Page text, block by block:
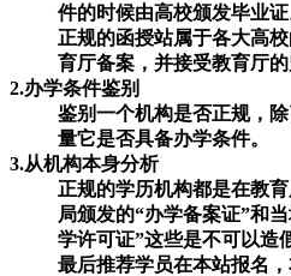
件的时候由高校颁发毕业证
正规的函授站属于各大高
育厅备案，并接受教育厅的
2.办学条件鉴别
鉴别一个机构是否正规，
量它是否具备办学条件。
3.从机构本身分析
正规的学历机构都是在教
局颁发的“办学备案证”和
学许可证”这些是不可以造
最后推荐学员在本站报名